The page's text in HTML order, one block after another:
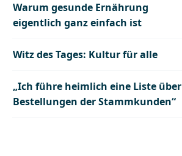
Warum gesunde Ernährung
eigentlich ganz einfach ist
Witz des Tages: Kultur für alle
„Ich führe heimlich eine Liste über
Bestellungen der Stammkunden“